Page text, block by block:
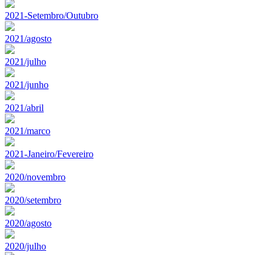
2021-Setembro/Outubro
2021/agosto
2021/julho
2021/junho
2021/abril
2021/marco
2021-Janeiro/Fevereiro
2020/novembro
2020/setembro
2020/agosto
2020/julho